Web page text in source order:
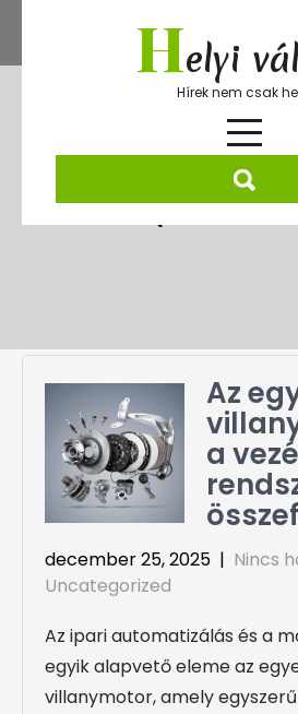
content
Helyi
Hírek nem csak
Hónap:2025.
Az
a
december 25, 2025 | Nincs
Uncategorized
Az ipari automatizálás és a
egyik alapvető eleme az
villanymotor, amely